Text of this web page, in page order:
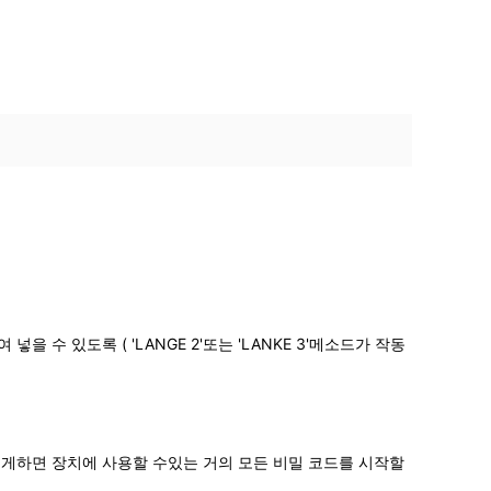
넣을 수 있도록 ( 'LANGE 2'또는 'LANKE 3'메소드가 작동
하면 장치에 사용할 수있는 거의 모든 비밀 코드를 시작할